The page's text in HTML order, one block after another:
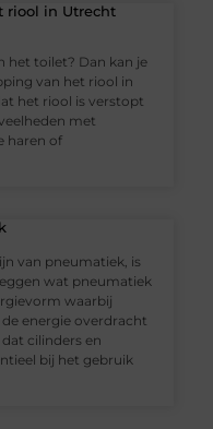
riool in Utrecht
het toilet? Dan kan je
van het riool in
het riool is verstopt
met
haren of
van pneumatiek, is
wat pneumatiek
waarbij
energie overdracht
cilinders en
bij het gebruik